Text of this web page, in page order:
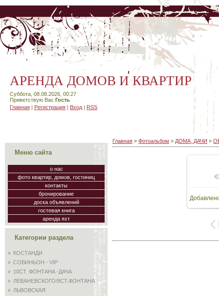
АРЕНДА ДОМОВ И КВАРТИР
Суббота, 08.08.2026, 00:27
Приветствую Вас Гость
Главная | Регистрация | Вход | RSS
Меню сайта
о нас
фото квартир, домов, гостиниц
контакты
бронирование
доска объявлений
гостевая книга
аренда яхт
Категории раздела
КОСТАНДИ
СОВИНЬОН - VIP
10СТ. ФОНТАНА -ДАЧА
ЛЕВАНЕВСКОГО/8СТ.ФОНТАНА
ЛЬВОВСКАЯ
Главная » Фотоальбом » ДОМА, ДАЧИ »